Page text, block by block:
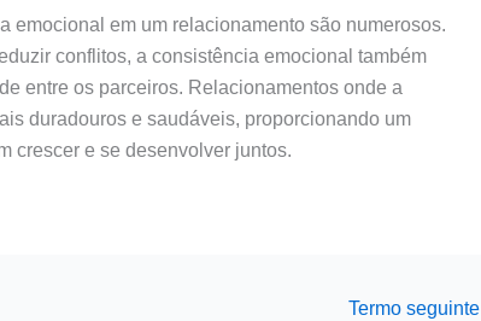
emocional em um relacionamento são numerosos.
conflitos, a consistência emocional também
entre os parceiros. Relacionamentos onde a
duradouros e saudáveis, proporcionando um
crescer e se desenvolver juntos.
Termo seguinte